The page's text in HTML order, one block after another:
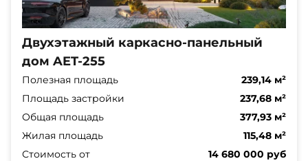
Двухэтажный каркасно-панельный
дом AET-255
Полезная площадь
239,14 м²
Площадь застройки
237,68 м²
Общая площадь
377,93 м²
Жилая площадь
115,48 м²
Стоимость от
14 680 000 руб